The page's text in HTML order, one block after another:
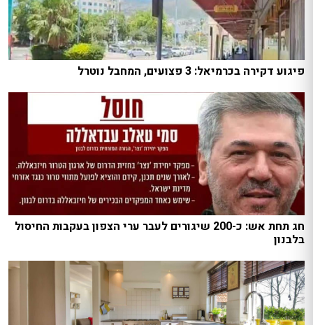
פיגוע דקירה בכרמיאל: 3 פצועים, המחבל נוטרל
חג תחת אש: כ-200 שיגורים לעבר ערי הצפון בעקבות החיסול
בלבנון